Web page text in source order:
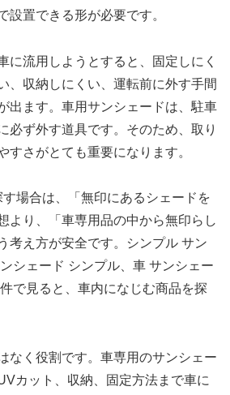
設置できる形が必要です。
に流用しようとすると、固定しにく
、収納しにくい、運転前に外す手間
出ます。車用サンシェードは、駐車
必ず外す道具です。そのため、取り
すさがとても重要になります。
場合は、「無印にあるシェードを
より、「車専用品の中から無印らし
考え方が安全です。シンプル サン
シェード シンプル、車 サンシェー
で見ると、車内になじむ商品を探
なく役割です。車専用のサンシェー
カット、収納、固定方法まで車に